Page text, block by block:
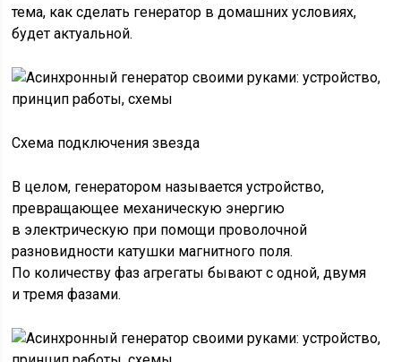
тема, как сделать генератор в домашних условиях,
будет актуальной.
Схема подключения звезда
В целом, генератором называется устройство,
превращающее механическую энергию
в электрическую при помощи проволочной
разновидности катушки магнитного поля.
По количеству фаз агрегаты бывают с одной, двумя
и тремя фазами.